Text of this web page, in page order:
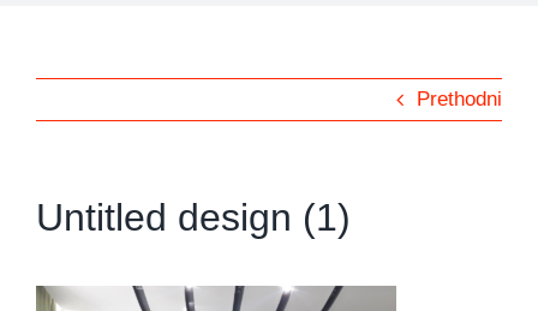
Prethodni
Untitled design (1)